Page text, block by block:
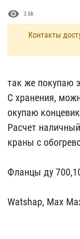
visibility 3.6k
Контакты
так же покупаю
С хранения,
окупаю
Расче​т наличный
краны с
Фланцы ду
Watshap, Ma​x